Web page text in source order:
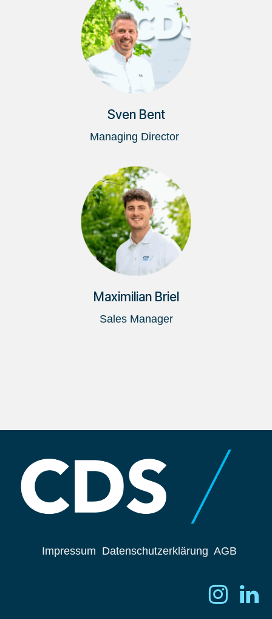
Sven Bent
Managing Director
Maximilian Briel
Sales Manager
Impressum Datenschutzerklärung AGB